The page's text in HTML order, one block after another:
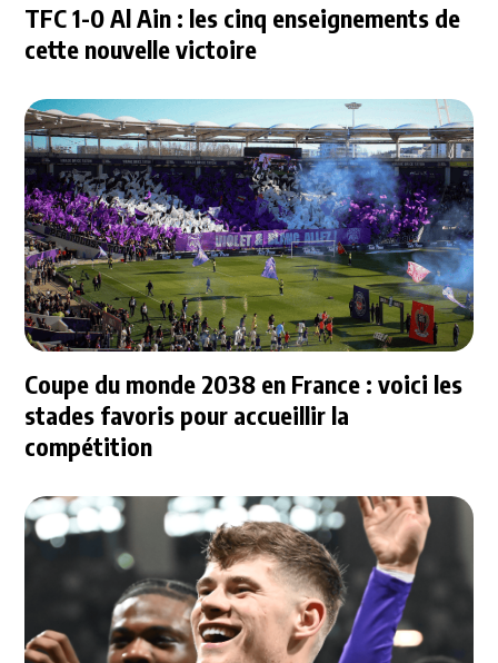
TFC 1-0 Al Ain : les cinq enseignements de
cette nouvelle victoire
Coupe du monde 2038 en France : voici les
stades favoris pour accueillir la
compétition